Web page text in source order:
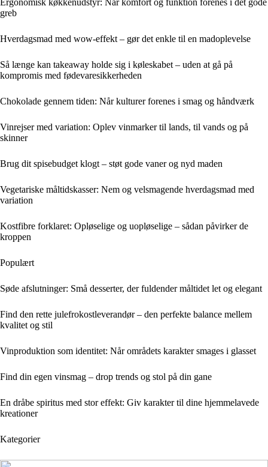
Ergonomisk køkkenudstyr: Når komfort og funktion forenes i det gode
greb
Hverdagsmad med wow-effekt – gør det enkle til en madoplevelse
Så længe kan takeaway holde sig i køleskabet – uden at gå på
kompromis med fødevaresikkerheden
Chokolade gennem tiden: Når kulturer forenes i smag og håndværk
Vinrejser med variation: Oplev vinmarker til lands, til vands og på
skinner
Brug dit spisebudget klogt – støt gode vaner og nyd maden
Vegetariske måltidskasser: Nem og velsmagende hverdagsmad med
variation
Kostfibre forklaret: Opløselige og uopløselige – sådan påvirker de
kroppen
Populært
Søde afslutninger: Små desserter, der fuldender måltidet let og elegant
Find den rette julefrokostleverandør – den perfekte balance mellem
kvalitet og stil
Vinproduktion som identitet: Når områdets karakter smages i glasset
Find din egen vinsmag – drop trends og stol på din gane
En dråbe spiritus med stor effekt: Giv karakter til dine hjemmelavede
kreationer
Kategorier